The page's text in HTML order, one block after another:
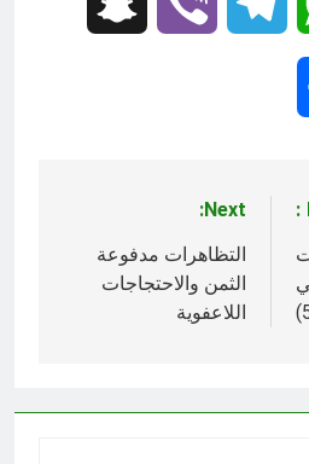
Next:
التظاهرات مدفوعة
الثمن والاحتجاجات
اللاعفوية